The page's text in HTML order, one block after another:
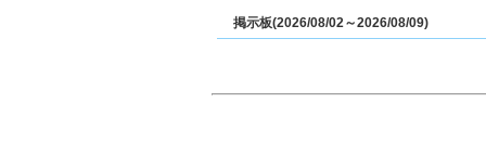
掲示板(2026/08/02～2026/08/09)